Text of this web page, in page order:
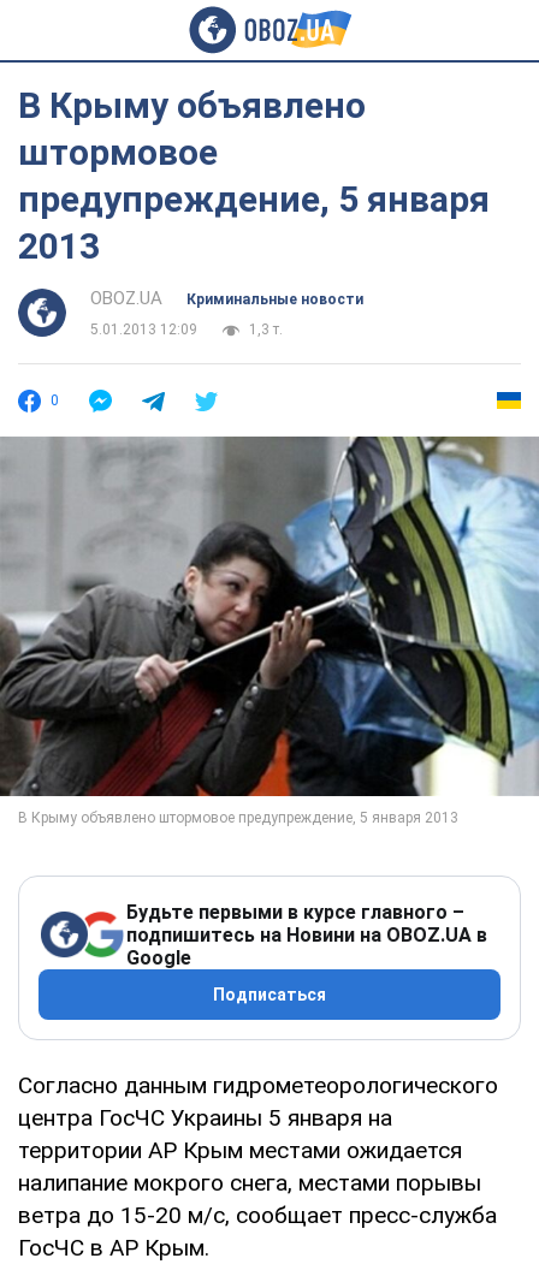
В Крыму объявлено
штормовое
предупреждение, 5 января
2013
OBOZ.UA
Криминальные новости
5.01.2013 12:09
1,3 т.
0
Будьте первыми в курсе главного –
подпишитесь на Новини на OBOZ.UA в
Google
Подписаться
Согласно данным гидрометеорологического
центра ГосЧС Украины 5 января на
территории АР Крым местами ожидается
налипание мокрого снега, местами порывы
ветра до 15-20 м/с, сообщает пресс-служба
ГосЧС в АР Крым.